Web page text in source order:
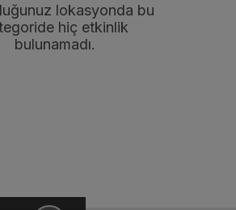
lokasyonda bu
hiç etkinlik
bulunamadı.